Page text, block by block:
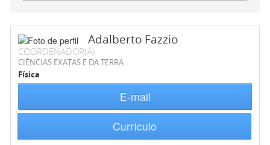
Adalberto Fazzio
COORDENADOR(A)
CIÊNCIAS EXATAS E DA TERRA
Física
E-mail
Currículo